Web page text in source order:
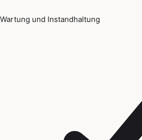
Wartung und Instandhaltung